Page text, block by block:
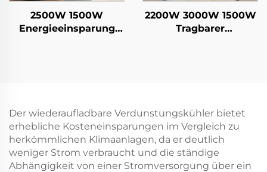
2500W 1500W
Energieeinsparung
2200W 3000W 1500W
Tragbarer
Der wiederaufladbare Verdunstungskühler bietet
erhebliche Kosteneinsparungen im Vergleich zu
herkömmlichen Klimaanlagen, da er deutlich
weniger Strom verbraucht und die ständige
Abhängigkeit von einer Stromversorgung über ein